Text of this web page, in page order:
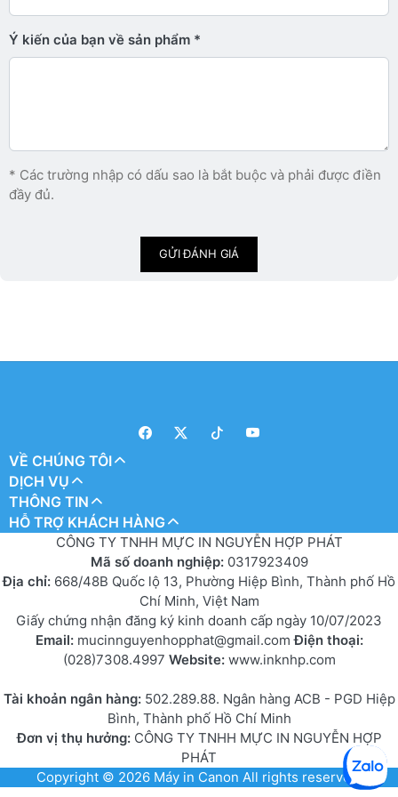
Ý kiến ​​của bạn về sản phẩm
* Các trường nhập có dấu sao là bắt buộc và phải được điền
đầy đủ.
GỬI ĐÁNH GIÁ
VỀ CHÚNG TÔI
DỊCH VỤ
THÔNG TIN
HỖ TRỢ KHÁCH HÀNG
CÔNG TY TNHH MỰC IN NGUYỄN HỢP PHÁT
Mã số doanh nghiệp: 0317923409
Địa chỉ: 668/48B Quốc lộ 13, Phường Hiệp Bình, Thành phố Hồ
Chí Minh, Việt Nam
Giấy chứng nhận đăng ký kinh doanh cấp ngày 10/07/2023
Email: mucinnguyenhopphat@gmail.comĐiện thoại:
(028)7308.4997 Website: www.inknhp.com
Tài khoản ngân hàng: 502.289.88. Ngân hàng ACB - PGD Hiệp
Bình, Thành phố Hồ Chí Minh
Đơn vị thụ hưởng:CÔNG TY TNHH MỰC IN NGUYỄN HỢP
PHÁT
Copyright © 2026 Máy in Canon All rights reserved.